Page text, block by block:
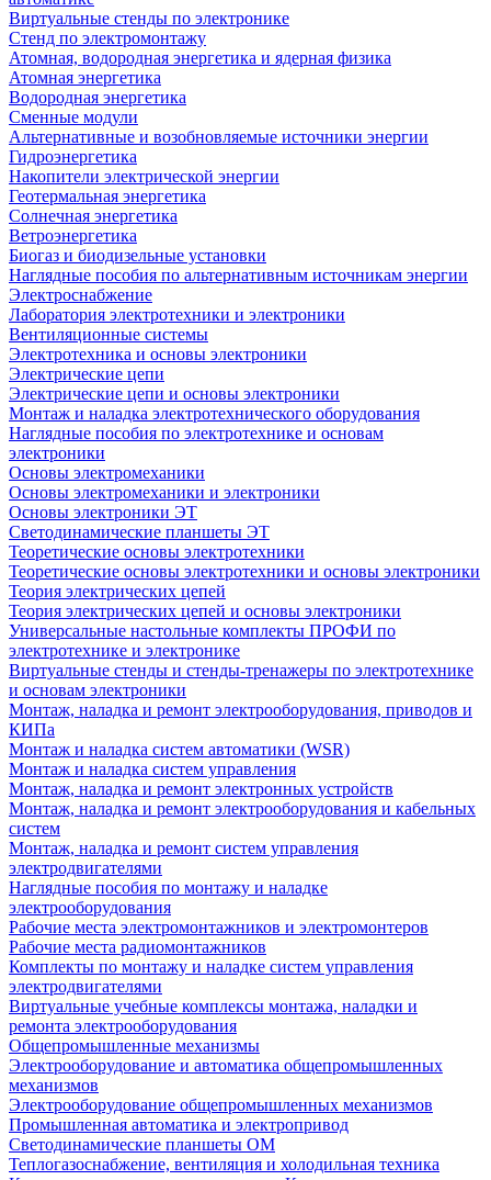
Виртуальные стенды по электронике
Стенд по электромонтажу
Атомная, водородная энергетика и ядерная физика
Атомная энергетика
Водородная энергетика
Сменные модули
Альтернативные и возобновляемые источники энергии
Гидроэнергетика
Накопители электрической энергии
Геотермальная энергетика
Солнечная энергетика
Ветроэнергетика
Биогаз и биодизельные установки
Наглядные пособия по альтернативным источникам энергии
Электроснабжение
Лаборатория электротехники и электроники
Вентиляционные системы
Электротехника и основы электроники
Электрические цепи
Электрические цепи и основы электроники
Монтаж и наладка электротехнического оборудования
Наглядные пособия по электротехнике и основам
электроники
Основы электромеханики
Основы электромеханики и электроники
Основы электроники ЭТ
Светодинамические планшеты ЭТ
Теоретические основы электротехники
Теоретические основы электротехники и основы электроники
Теория электрических цепей
Теория электрических цепей и основы электроники
Универсальные настольные комплекты ПРОФИ по
электротехнике и электронике
Виртуальные стенды и стенды-тренажеры по электротехнике
и основам электроники
Монтаж, наладка и ремонт электрооборудования, приводов и
КИПа
Монтаж и наладка систем автоматики (WSR)
Монтаж и наладка систем управления
Монтаж, наладка и ремонт электронных устройств
Монтаж, наладка и ремонт электрооборудования и кабельных
систем
Монтаж, наладка и ремонт систем управления
электродвигателями
Наглядные пособия по монтажу и наладке
электрооборудования
Рабочие места электромонтажников и электромонтеров
Рабочие места радиомонтажников
Комплекты по монтажу и наладке систем управления
электродвигателями
Виртуальные учебные комплексы монтажа, наладки и
ремонта электрооборудования
Общепромышленные механизмы
Электрооборудование и автоматика общепромышленных
механизмов
Электрооборудование общепромышленных механизмов
Промышленная автоматика и электропривод
Светодинамические планшеты ОМ
Теплогазоснабжение, вентиляция и холодильная техника